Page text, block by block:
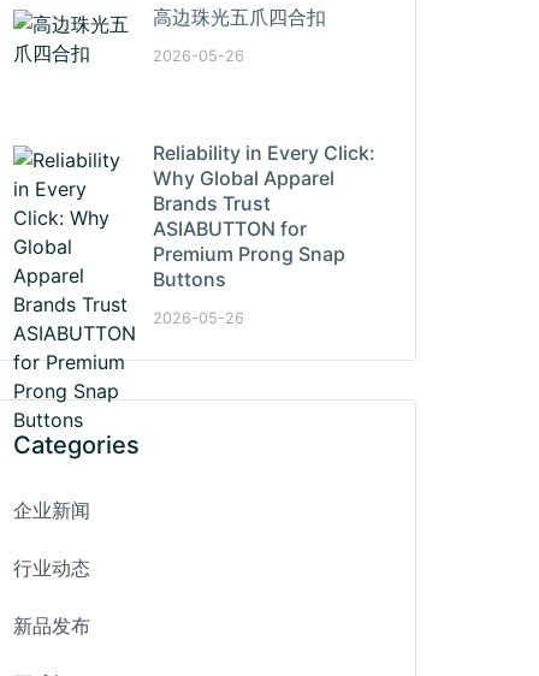
高边珠光五爪四合扣
2026-05-26
Reliability in Every Click:
Why Global Apparel
Brands Trust
ASIABUTTON for
Premium Prong Snap
Buttons
2026-05-26
Categories
企业新闻
行业动态
新品发布